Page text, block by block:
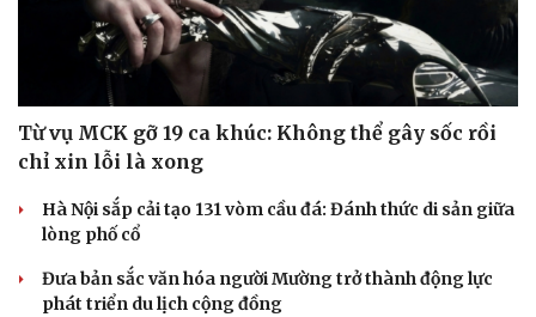
Từ vụ MCK gỡ 19 ca khúc: Không thể gây sốc rồi
chỉ xin lỗi là xong
Hà Nội sắp cải tạo 131 vòm cầu đá: Đánh thức di sản giữa
lòng phố cổ
Đưa bản sắc văn hóa người Mường trở thành động lực
phát triển du lịch cộng đồng